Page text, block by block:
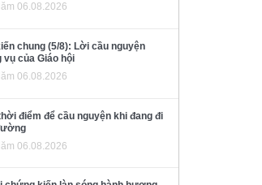
06.08.2026
chung (5/8): Lời cầu nguyện
vụ của Giáo hội
06.08.2026
điểm để cầu nguyện khi đang đi
06.08.2026